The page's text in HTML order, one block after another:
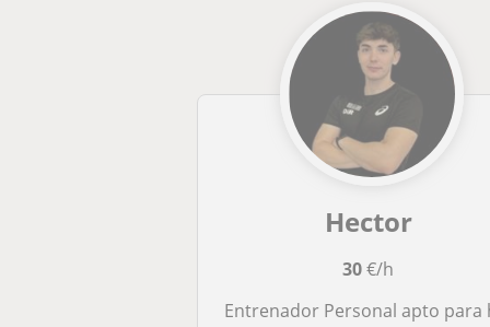
Hector
30€/h
Entrenador Personal apto para hipertrofia, pérdida de peso, tonificación y